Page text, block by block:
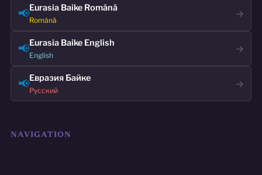
📢Eurasia Baike Română
Română
→
📢Eurasia Baike English
English
→
📢Евразия Байке
Русский
→
NAVIGATION